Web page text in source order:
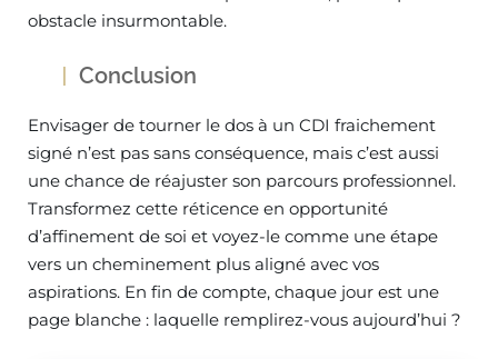
obstacle insurmontable.
Conclusion
Envisager de tourner le dos à un CDI fraichement
signé n’est pas sans conséquence, mais c’est aussi
une chance de réajuster son parcours professionnel.
Transformez cette réticence en opportunité
d’affinement de soi et voyez-le comme une étape
vers un cheminement plus aligné avec vos
aspirations. En fin de compte, chaque jour est une
page blanche : laquelle remplirez-vous aujourd’hui ?